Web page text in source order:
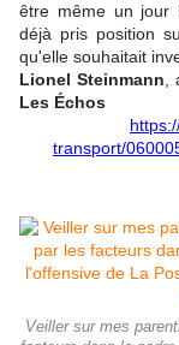
être même un jour
déjà pris position
qu'elle souhaitait
Lionel Steinmann
Les Échos
transport/
Veiller sur mes